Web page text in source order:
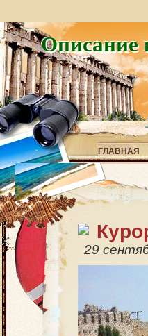
Описание
ГЛАВНАЯ
29